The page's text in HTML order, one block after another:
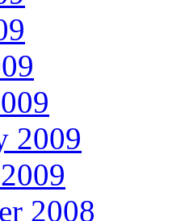
2009
2008